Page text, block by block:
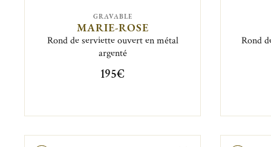
GRAVABLE
MARIE-ROSE
Rond de serviette ouvert en métal
argenté
195€
Rond